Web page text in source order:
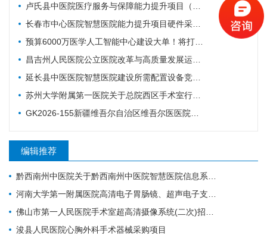
卢氏县中医院医疗服务与保障能力提升项目（智慧医院信息平台升级改造）第一批项目-流标公告
长春市中心医院智慧医院能力提升项目硬件采购项目招标公告
预算6000万医学人工智能中心建设大单！将打造六大核心体系
昌吉州人民医院公立医院改革与高质量发展运营管理-智慧医院-城南院区手术室智能行为管理系统项目公开招标公告
延长县中医医院智慧医院建设所需配置设备竞争性谈判公告
苏州大学附属第一医院关于总院西区手术室行为管理系统的招标公告
GK2026-155新疆维吾尔自治区维吾尔医医院智慧医院建设项目公开招标公告
编辑推荐
黔西南州中医院关于黔西南州中医院智慧医院信息系统标准化建设支撑硬件采购项目的公开招标公告
河南大学第一附属医院高清电子胃肠镜、超声电子支气管镜系统项目
佛山市第一人民医院手术室超高清摄像系统(二次)招标公告
浚县人民医院心胸外科手术器械采购项目